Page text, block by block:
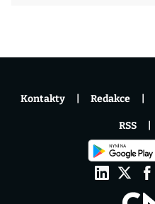
Kontakty Redakce
RSS